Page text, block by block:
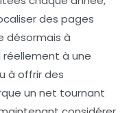
des pages
désormais à
à une
à offrir des
un net tournant